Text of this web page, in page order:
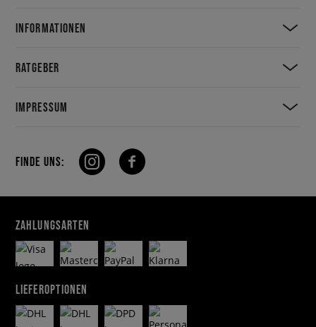
INFORMATIONEN
RATGEBER
IMPRESSUM
FINDE UNS:
ZAHLUNGSARTEN
LIEFEROPTIONEN